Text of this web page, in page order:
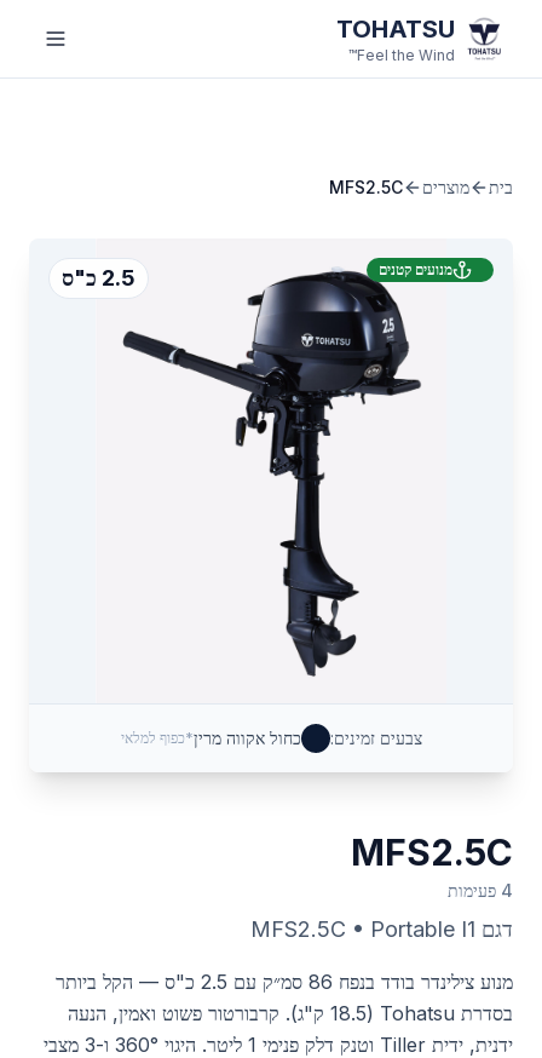
דלג לתוכן הראשי
TOHATSU
Feel the Wind™
בית מוצרים MFS2.5C
מנועים קטנים 2.5 כ"ס
צבעים זמינים: כחול אקווה מרין*כפוף למלאי
MFS2.5C
4 פעימות
דגם MFS2.5C • Portable I1
מנוע צילינדר בודד בנפח 86 סמ״ק עם 2.5 כ"ס — הקל ביותר
בסדרת Tohatsu (18.5 ק"ג). קרבורטור פשוט ואמין, הנעה
ידנית, ידית Tiller וטנק דלק פנימי 1 ליטר. היגוי 360° ו-3 מצבי